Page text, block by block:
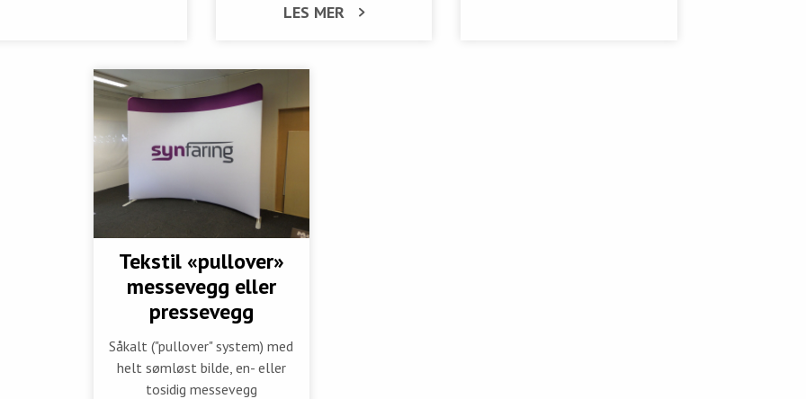
LES MER
Tekstil «pullover»
messevegg eller
pressevegg
Såkalt ("pullover" system) med
helt sømløst bilde, en- eller
tosidig messevegg